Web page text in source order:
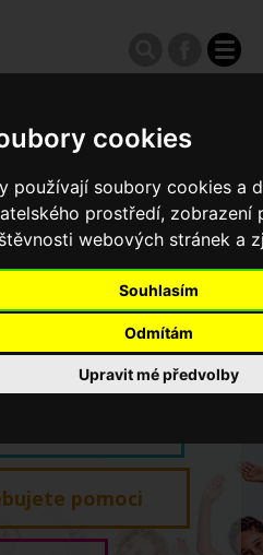
cookies
používají soubory cookies a
prostředí, zobrazení
webových stránek a
Souhlasím
Odmítám
Upravit mé předvolby
ZŠ 2026/27
zprávy
školství
pomoci